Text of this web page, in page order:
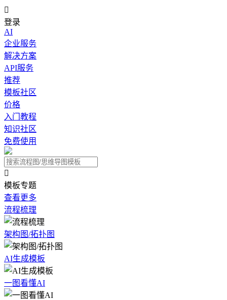

登录
AI
企业服务
解决方案
API服务
推荐
模板社区
价格
入门教程
知识社区
免费使用

模板专题
查看更多
流程梳理
架构图/拓扑图
AI生成模板
一图看懂AI